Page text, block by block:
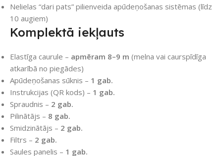
Nelielas “dari pats” pilienveida apūdeņošanas sistēmas (līdz
10 augiem)
Komplektā iekļauts
Elastīga caurule – apmēram 8–9 m (melna vai caurspīdīga
atkarībā no piegādes)
Apūdeņošanas sūknis – 1 gab.
Instrukcijas (QR kods) – 1 gab.
Spraudnis – 2 gab.
Pilinātājs – 8 gab.
Smidzinātājs – 2 gab.
Filtrs – 2 gab.
Saules panelis – 1 gab.